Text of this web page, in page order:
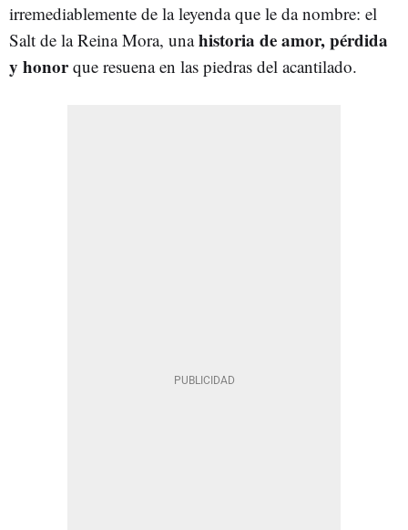
irremediablemente de la leyenda que le da nombre: el
Salt de la Reina Mora, unahistoria de amor, pérdida
y honorque resuena en las piedras del acantilado.